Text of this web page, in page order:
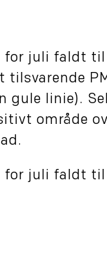
for juli faldt til
tilsvarende
gule linie).
område
for juli faldt til